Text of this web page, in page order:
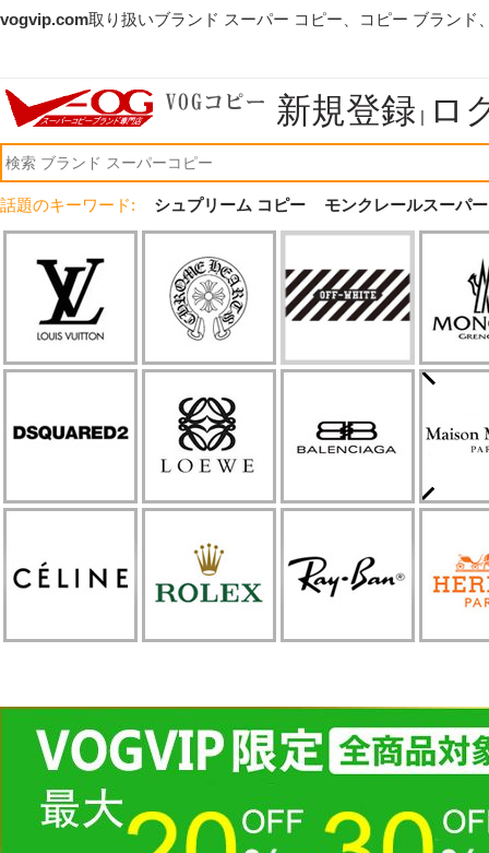
vogvip.com取り扱いブランド スーパー コピー、コピー ブランド
新規登録 | ロ
話題のキーワード: シュプリーム コピー モンクレールスーパ